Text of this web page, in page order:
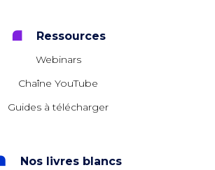
Ressources
Webinars
Chaîne YouTube
Guides à télécharger
Nos livres blancs